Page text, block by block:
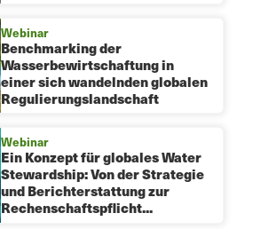
Webinar
Benchmarking der
Wasserbewirtschaftung in
einer sich wandelnden globalen
Regulierungslandschaft
Webinar
Ein Konzept für globales Water
Stewardship: Von der Strategie
und Berichterstattung zur
Rechenschaftspflicht...